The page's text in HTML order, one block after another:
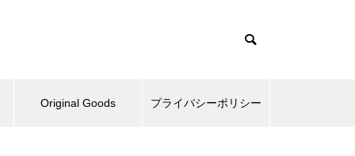
Original Goods プライバシーポリシー